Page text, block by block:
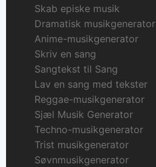
Skab episke musik
Dramatisk musikgenerator
Anime-musikgenerator
Skriv en sang
Sangtekst til Sang
Lav en sang med tekster
Reggae-musikgenerator
Sjæl Musik Generator
Techno-musikgenerator
Trist musikgenerator
Søvnmusikgenerator